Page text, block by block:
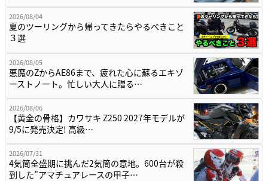
2026/08/04
夏のツーリングから帰ってきたらやるべきこと
３選
2026/08/05
悪魔のZからAE86まで、疲れた心に蘇るエキゾ
ーストノート。忙しい大人に贈る…
2026/08/06
【黄金の骨格】カワサキ Z250 2027年モデルが
9/5に発売決定! 高級…
2026/07/31
4気筒全盛期に挑んだ2気筒の意地。600台が殺
到した”アマチュアレースの甲子…